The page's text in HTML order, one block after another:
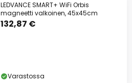
LEDVANCE SMART+ WiFi Orbis
magneetti valkoinen, 45x45cm
132,87 €
Varastossa